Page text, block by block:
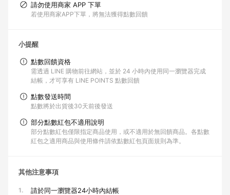
請勿使用商家 APP 下單
若使用商家APP下單，將無法獲得點數回饋
小提醒
點數回饋資格
需透過 LINE 購物前往網站，並於 24 小時內使用同一瀏覽器完成
結帳，才可享有 LINE POINTS 點數回饋
點數發送時間
點數將於出貨後30天前後發送
部分點數紅包不適用說明
部分點數紅包僅限指定商品使用，或不適用於無回饋商品。各點數
紅包之適用商品與使用條件請依點數紅包頁面規則為準。
其他注意事項
1. 請於同一瀏覽器24小時內結帳